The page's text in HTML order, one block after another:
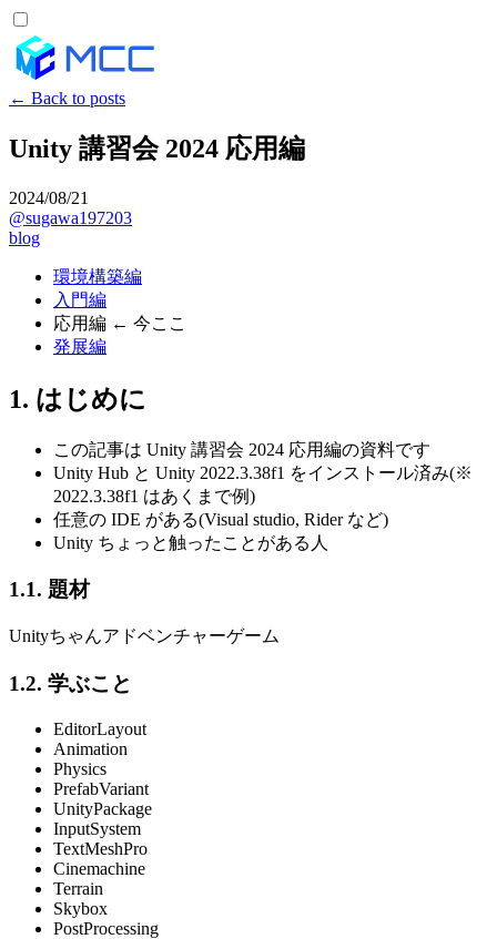
← Back to posts
Unity 講習会 2024 応用編
2024/08/21
@sugawa197203
blog
環境構築編
入門編
応用編 ← 今ここ
発展編
1. はじめに
この記事は Unity 講習会 2024 応用編の資料です
Unity Hub と Unity 2022.3.38f1 をインストール済み(※
2022.3.38f1 はあくまで例)
任意の IDE がある(Visual studio, Rider など)
Unity ちょっと触ったことがある人
1.1. 題材
Unityちゃんアドベンチャーゲーム
1.2. 学ぶこと
EditorLayout
Animation
Physics
PrefabVariant
UnityPackage
InputSystem
TextMeshPro
Cinemachine
Terrain
Skybox
PostProcessing